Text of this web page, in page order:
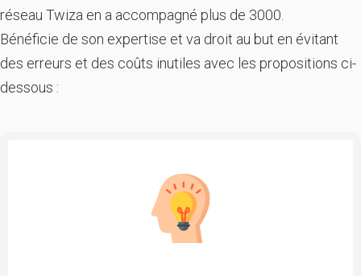
réseau Twiza en a accompagné plus de 3000.
Bénéficie de son expertise et va droit au but en évitant
des erreurs et des coûts inutiles avec les propositions ci-
dessous :